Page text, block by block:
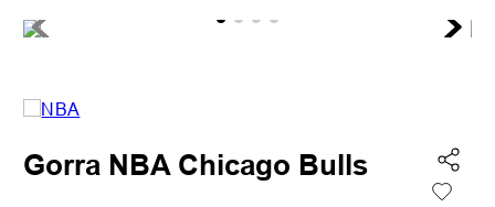
Gorra NBA Chicago Bulls